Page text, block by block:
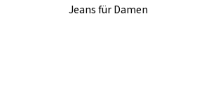
Jeans für Damen